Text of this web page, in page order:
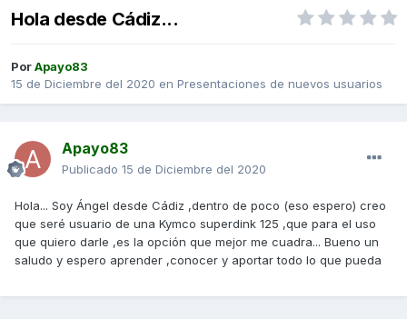
Hola desde Cádiz...
PorApayo83
15 de Diciembre del 2020 en Presentaciones de nuevos usuarios
Apayo83
Publicado 15 de Diciembre del 2020
Hola... Soy Ángel desde Cádiz ,dentro de poco (eso espero) creo
que seré usuario de una Kymco superdink 125 ,que para el uso
que quiero darle ,es la opción que mejor me cuadra... Bueno un
saludo y espero aprender ,conocer y aportar todo lo que pueda